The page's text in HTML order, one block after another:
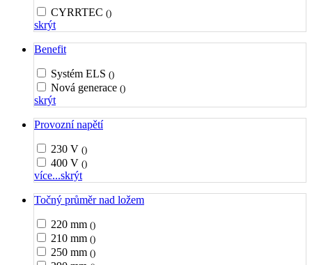
CYRRTEC ()
skrýt
Benefit
Systém ELS ()
Nová generace ()
skrýt
Provozní napětí
230 V ()
400 V ()
více...skrýt
Točný průměr nad ložem
220 mm ()
210 mm ()
250 mm ()